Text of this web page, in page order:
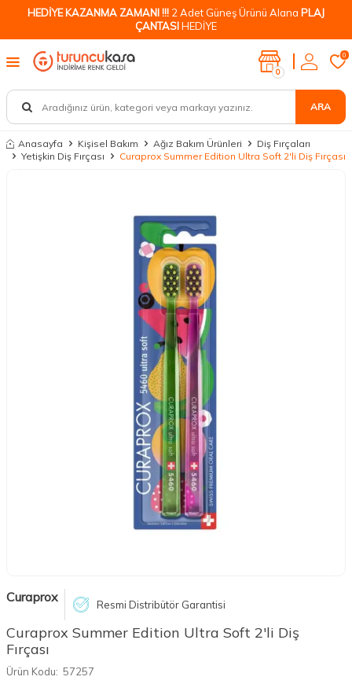
HEDİYE KAZANMA ZAMANI !!! 2 Adet Güneş Ürünü Alana PLAJ
ÇANTASIHEDİYE
ARA
0
0
Anasayfa Kişisel Bakım Ağız Bakım Ürünleri
Diş Fırçaları
Yetişkin Diş Fırçası
Curaprox Summer Edition Ultra Soft 2'li Diş Fırçası
Curaprox Resmi Distribütör Garantisi
Curaprox Summer Edition Ultra Soft 2'li Diş
Fırçası
Ürün Kodu: 57257